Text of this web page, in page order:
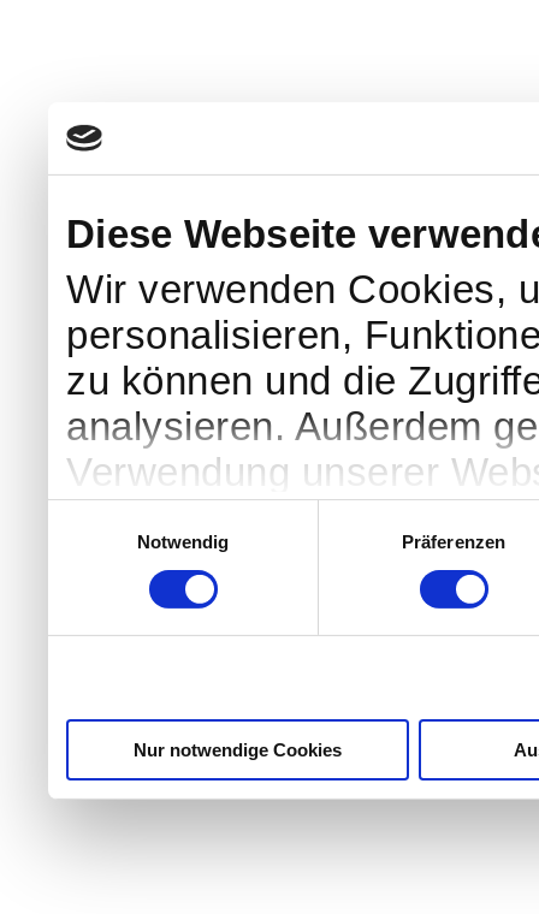
Diese Webseite
Wir verwenden Cookies,
personalisieren,
zu können und die
analysieren. Außerdem
Verwendung unserer
Partner führen diese
weiteren Daten
Notwendig
Präferenzen
Nur notwendige Cookies